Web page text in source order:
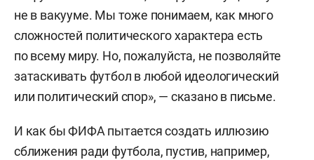
не в вакууме. Мы тоже понимаем, как много
сложностей политического характера есть
по всему миру. Но, пожалуйста, не позволяйте
затаскивать футбол в любой идеологический
или политический спор», — сказано в письме.
И как бы ФИФА пытается создать иллюзию
сближения ради футбола, пустив, например,